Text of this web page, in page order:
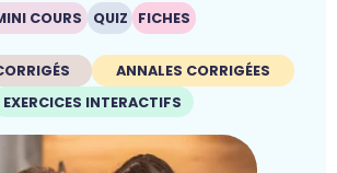
COURS QUIZ FICHES
ANNALES CORRIGÉES
EXERCICES INTERACTIFS